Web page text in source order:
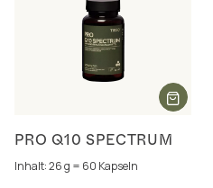
PRO Q10 SPECTRUM
Inhalt: 26 g = 60 Kapseln